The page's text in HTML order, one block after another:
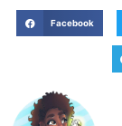
Facebook